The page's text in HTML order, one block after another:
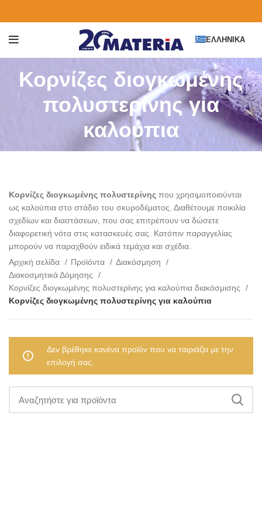
ΕΛΛΗΝΙΚΆ
Κορνίζες διογκωμένης
πολυστερίνης για
καλούπια
Κορνίζες διογκωμένης πολυστερίνης που χρησιμοποιούνται
ως καλούπια στο στάδιο του σκυροδέματος. Διαθέτουμε ποικιλία
σχεδίων και διαστάσεων, που σας επιτρέπουν να δώσετε
διαφορετική νότα στις κατασκευές σας. Κατόπιν παραγγελίας
μπορούν να παραχθούν ειδικά τεμάχια και σχέδια.
Αρχική σελίδα
Προϊόντα
Διακόσμηση
Διακοσμητικά Δόμησης
Κορνίζες διογκωμένης πολυστερίνης για καλούπια διακόσμισης
Κορνίζες διογκωμένης πολυστερίνης για καλούπια
Δεν βρέθηκε κανένα προϊόν που να ταιριάζει με την
επιλογή σας.